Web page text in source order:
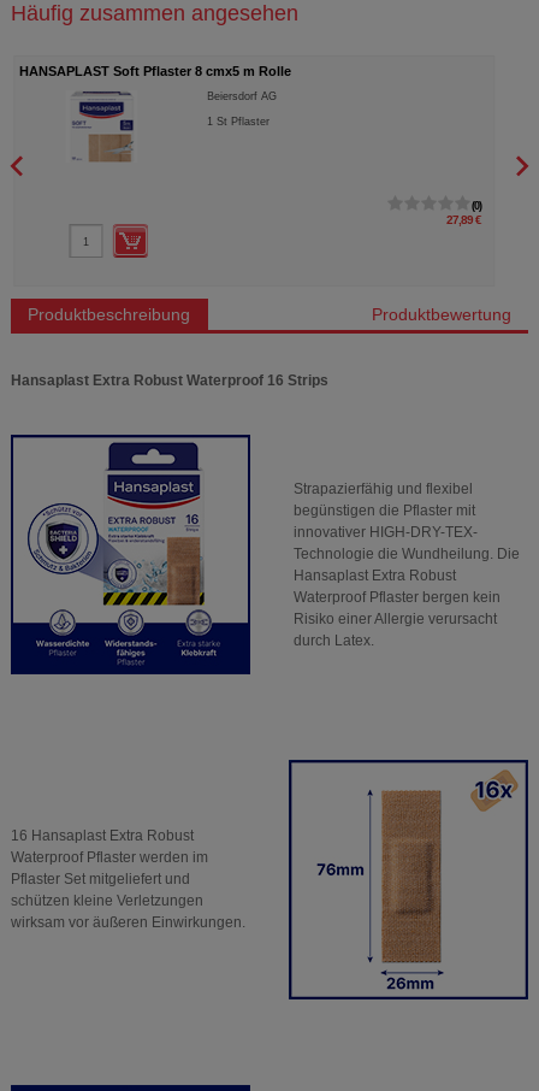
Häufig zusammen angesehen
HANSAPLAST Soft Pflaster 8 cmx5 m Rolle
Beiersdorf AG
1St Pflaster
0
27,89 €
Produktbeschreibung Produktbewertung
Hansaplast Extra Robust Waterproof 16 Strips
Strapazierfähig und flexibel
begünstigen die Pflaster mit
innovativer HIGH-DRY-TEX-
Technologie die Wundheilung. Die
Hansaplast Extra Robust
Waterproof Pflaster bergen kein
Risiko einer Allergie verursacht
durch Latex.
16 Hansaplast Extra Robust
Waterproof Pflaster werden im
Pflaster Set mitgeliefert und
schützen kleine Verletzungen
wirksam vor äußeren Einwirkungen.